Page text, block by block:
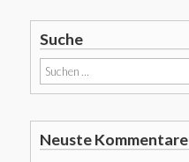
Suche
Suchen
nach:
Neuste Kommentare